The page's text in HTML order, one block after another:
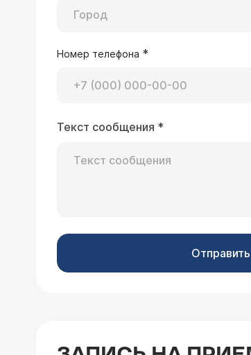
13.02.2026 18:44:34
02.02.2026 10:17:55
Номер телефона *
Текст сообщения *
Отправить